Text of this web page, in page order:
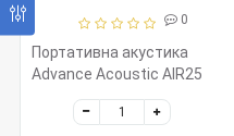
0
Портативна акустика
Advance Acoustic AIR25